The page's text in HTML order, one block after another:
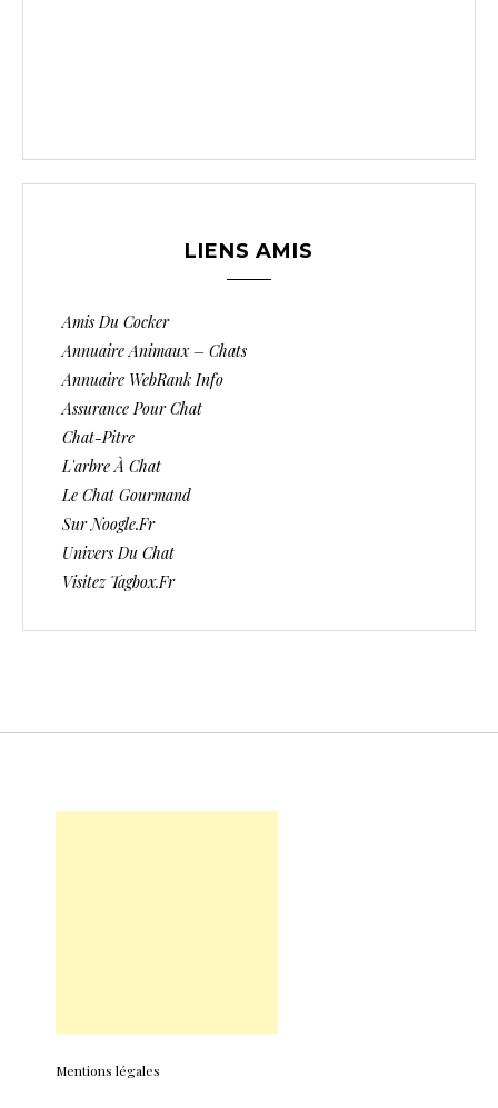
LIENS AMIS
Amis Du Cocker
Annuaire Animaux – Chats
Annuaire WebRank Info
Assurance Pour Chat
Chat-Pitre
L'arbre À Chat
Le Chat Gourmand
Sur Noogle.fr
Univers Du Chat
Visitez Tagbox.fr
Mentions légales